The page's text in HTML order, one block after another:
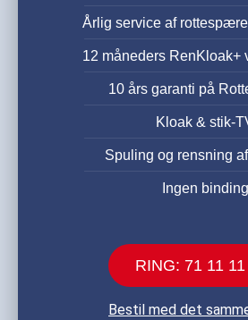
Årlig service af
12 måneders RenKloak+
10 års garanti på
Kloak & stik-
Spuling og rensning
Ingen binding
RING: 71 11 11
Bestil med det